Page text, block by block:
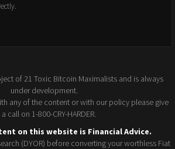
of 21 Toxic Bitcoin Maximalists and is always
under development.
any of the content or with our policy please give
a call on 1-800-CRY-HARDER.
on this website is Financial Advice.
(DYOR) before converting your worthless Fiat